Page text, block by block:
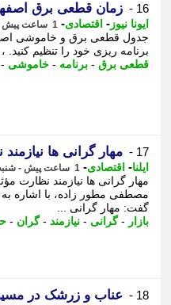
16 - زمان قطعی برق اصفهان امروز
ایونا نیوز - اقتصادی- 1 ساعت پیش - شنبه 17 مرداد 1405، 10:01
برنامه ریزی خود را تنظیم
قطعی برق - برنامه - خاموشی -
17 - مهار گرانی ها
ایلنا- اقتصادی- 1 ساعت پیش - شنبه 17 مرداد 1405، 09:37
مهار گرانی ها نیازمند نظارت
مصطفی مطور زاده، با اشاره
گفت: مهار گرانی ...
بازار -گرانی - نیازمند -گران -
18 - عناب و زرشک در